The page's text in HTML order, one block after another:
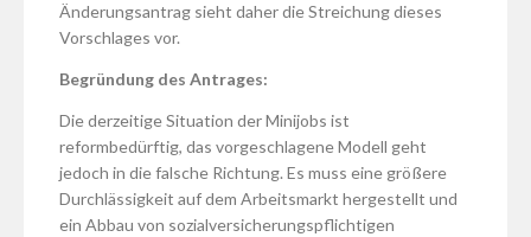
Änderungsantrag sieht daher die Streichung dieses
Vorschlages vor.
Begründung des Antrages:
Die derzeitige Situation der Minijobs ist
reformbedürftig, das vorgeschlagene Modell geht
jedoch in die falsche Richtung. Es muss eine größere
Durchlässigkeit auf dem Arbeitsmarkt hergestellt und
ein Abbau von sozialversicherungspflichtigen